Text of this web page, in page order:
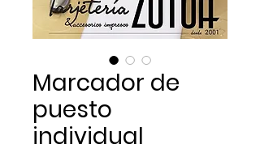
Marcador de
puesto
individual